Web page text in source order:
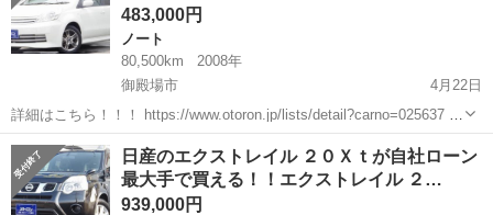
483,000円
ノート
80,500km
2008年
御殿場市
4月22日
詳細はこちら！！！ https://www.otoron.jp/lists/detail?carno=025637 オ
トロンの自社ローンは金利無し！！！ 他社で断られた方でも、自己破
産、債務整理、ローンブラック...
静岡 御殿場市 ノート オトロン
日産のエクストレイル ２０Ｘｔが自社ローン
最大手で買える！！エクストレイル ２…
939,000円